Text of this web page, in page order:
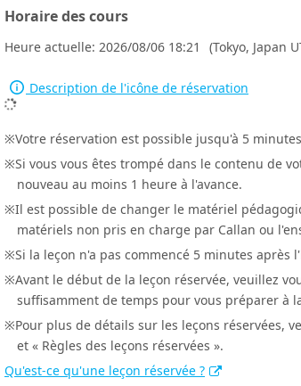
Horaire des cours
Heure actuelle: 2026/08/06 18:21 (Tokyo, Japan
Description de l'icône de réservation
Votre réservation est possible jusqu'à 5
Si vous vous êtes trompé dans le contenu de
nouveau au moins 1 heure à l'avance.
Il est possible de changer le matériel
matériels non pris en charge par Callan ou
Si la leçon n'a pas commencé 5 minutes
Avant le début de la leçon réservée, veuillez
suffisamment de temps pour vous préparer à
Pour plus de détails sur les leçons réservées,
et « Règles des leçons réservées ».
Qu'est-ce qu'une leçon réservée ?